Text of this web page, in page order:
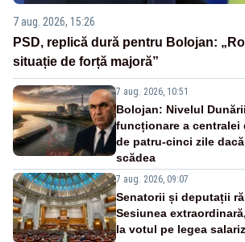
7 aug. 2026, 15:26
PSD, replică dură pentru Bolojan:
situație de forță majoră”
7 aug. 2026, 10:51
Bolojan: Nivelul
funcționare a centralei
de patru-cinci zile
scădea
7 aug. 2026, 09:07
Senatorii și deputații
Sesiunea
la votul pe legea